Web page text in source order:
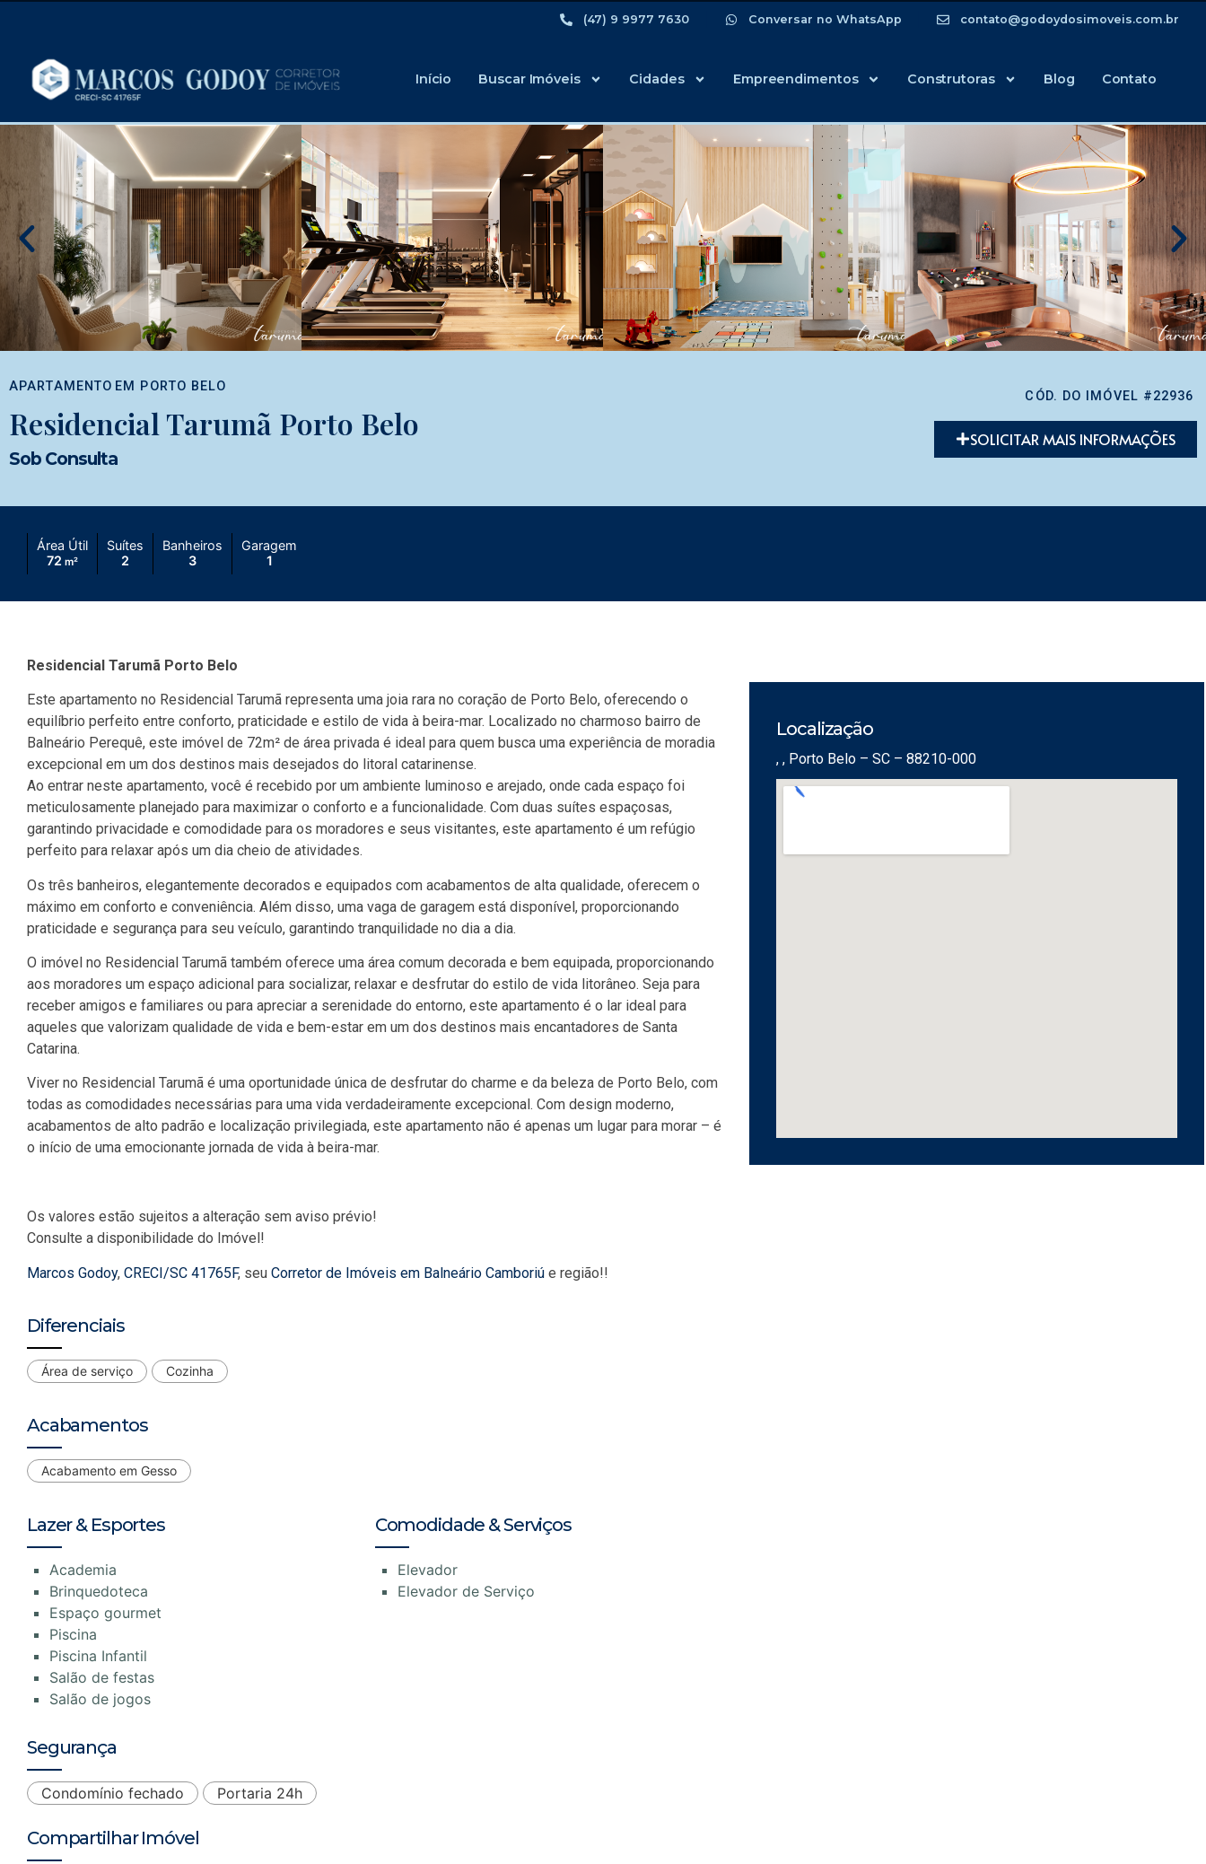
(47) 9 9977 7630 Conversar no WhatsApp contato@godoydosimoveis.com.br
Início Buscar Imóveis Cidades Empreendimentos Construtoras Blog Contato
APARTAMENTO EM PORTO BELO
Residencial Tarumã Porto Belo
Sob Consulta
CÓD. DO IMÓVEL #22936
SOLICITAR MAIS INFORMAÇÕES
Área Útil
72 m²
Suítes
2
Banheiros
3
Garagem
1
Residencial Tarumã Porto Belo
Este apartamento no Residencial Tarumã representa uma joia rara no coração de Porto Belo, oferecendo o
equilíbrio perfeito entre conforto, praticidade e estilo de vida à beira-mar. Localizado no charmoso bairro de
Balneário Perequê, este imóvel de 72m² de área privada é ideal para quem busca uma experiência de moradia
excepcional em um dos destinos mais desejados do litoral catarinense.
Ao entrar neste apartamento, você é recebido por um ambiente luminoso e arejado, onde cada espaço foi
meticulosamente planejado para maximizar o conforto e a funcionalidade. Com duas suítes espaçosas,
garantindo privacidade e comodidade para os moradores e seus visitantes, este apartamento é um refúgio
perfeito para relaxar após um dia cheio de atividades.
Os três banheiros, elegantemente decorados e equipados com acabamentos de alta qualidade, oferecem o
máximo em conforto e conveniência. Além disso, uma vaga de garagem está disponível, proporcionando
praticidade e segurança para seu veículo, garantindo tranquilidade no dia a dia.
O imóvel no Residencial Tarumã também oferece uma área comum decorada e bem equipada, proporcionando
aos moradores um espaço adicional para socializar, relaxar e desfrutar do estilo de vida litorâneo. Seja para
receber amigos e familiares ou para apreciar a serenidade do entorno, este apartamento é o lar ideal para
aqueles que valorizam qualidade de vida e bem-estar em um dos destinos mais encantadores de Santa
Catarina.
Viver no Residencial Tarumã é uma oportunidade única de desfrutar do charme e da beleza de Porto Belo, com
todas as comodidades necessárias para uma vida verdadeiramente excepcional. Com design moderno,
acabamentos de alto padrão e localização privilegiada, este apartamento não é apenas um lugar para morar – é
o início de uma emocionante jornada de vida à beira-mar.
Os valores estão sujeitos a alteração sem aviso prévio!
Consulte a disponibilidade do Imóvel!
Marcos Godoy, CRECI/SC 41765F, seu Corretor de Imóveis em Balneário Camboriú e região!!
Diferenciais
Área de serviço Cozinha
Acabamentos
Acabamento em Gesso
Lazer & Esportes
Academia
Brinquedoteca
Espaço gourmet
Piscina
Piscina Infantil
Salão de festas
Salão de jogos
Comodidade & Serviços
Elevador
Elevador de Serviço
Segurança
Condomínio fechado Portaria 24h
Compartilhar Imóvel
Localização
, , Porto Belo – SC – 88210-000